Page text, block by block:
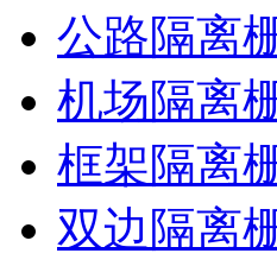
公路隔离
机场隔离
框架隔离
双边隔离